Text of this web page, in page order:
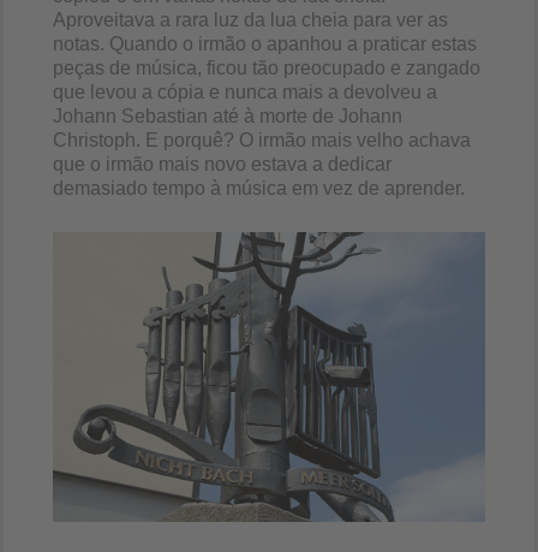
Aproveitava a rara luz da lua cheia para ver as
notas. Quando o irmão o apanhou a praticar estas
peças de música, ficou tão preocupado e zangado
que levou a cópia e nunca mais a devolveu a
Johann Sebastian até à morte de Johann
Christoph. E porquê? O irmão mais velho achava
que o irmão mais novo estava a dedicar
demasiado tempo à música em vez de aprender.